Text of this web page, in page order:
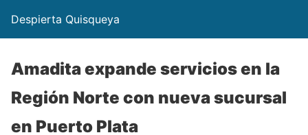
Despierta Quisqueya
Amadita expande servicios en la
Región Norte con nueva sucursal
en Puerto Plata